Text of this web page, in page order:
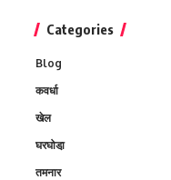
Categories
Blog
कवर्धा
खेल
घरघोडा़
तमनार